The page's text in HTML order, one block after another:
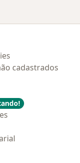
cadastrados